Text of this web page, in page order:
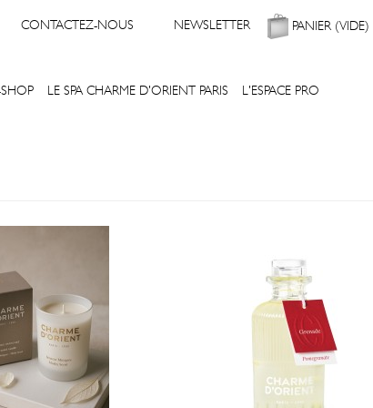
CONTACTEZ-NOUS NEWSLETTER PANIER (VIDE)
SHOP LE SPA CHARME D'ORIENT PARIS L'ESPACE PRO